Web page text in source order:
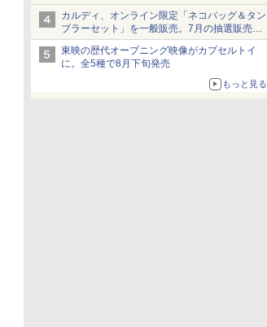
カルディ、オンライン限定「ネコバッグ＆タン
ブラーセット」を一般販売。7月の抽選販売の
当選無効分
東映の歴代オープニング映像がカプセルトイ
に。全5種で8月下旬発売
もっと見る